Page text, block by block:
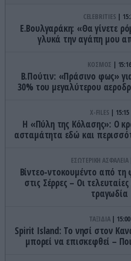
CELEBRITIES
Ε.Βουλγαράκη: «Θα γίνετε
γλυκά την αγάπη μου
ΚΟΣΜΟΣ 15:16
Β.Πούτιν: «Πράσινο φως»
30% του μεγαλύτερου
X-FILES 15:15
Η «Πύλη της Κόλασης»: Ο
ασταμάτητα εδώ και
ΕΣΩΤΕΡΙΚΗ ΑΣΦΑΛΕΙΑ
Βίντεο-ντοκουμέντο από τη
στις Σέρρες – Οι
τραγωδία
ΤΑΞΙΔΙΑ 15:00
Spirit Island: Το νησί στον
μπορεί να επισκεφθεί –